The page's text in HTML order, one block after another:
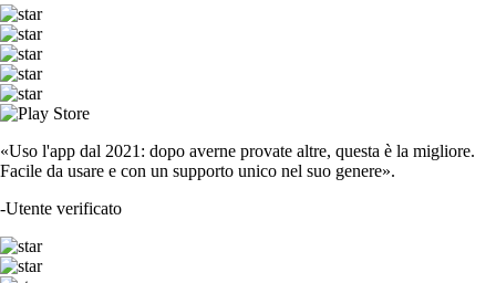
«Uso l'app dal 2021: dopo averne provate altre, questa è la migliore.
Facile da usare e con un supporto unico nel suo genere».
-Utente verificato